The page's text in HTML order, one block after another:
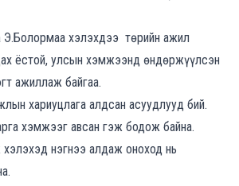
Э.Болормаа хэлэхдээ төрийн ажил
ёстой, улсын хэмжээнд өндөржүүлсэн
ажиллаж байгаа.
хариуцлага алдсан асуудлууд бий.
хэмжээг авсан гэж бодож байна.
нэгнээ алдаж оноход нь